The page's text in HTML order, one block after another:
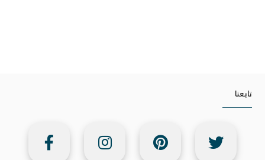
تابعنا